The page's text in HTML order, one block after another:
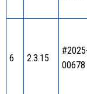
6 2.3.15
00678